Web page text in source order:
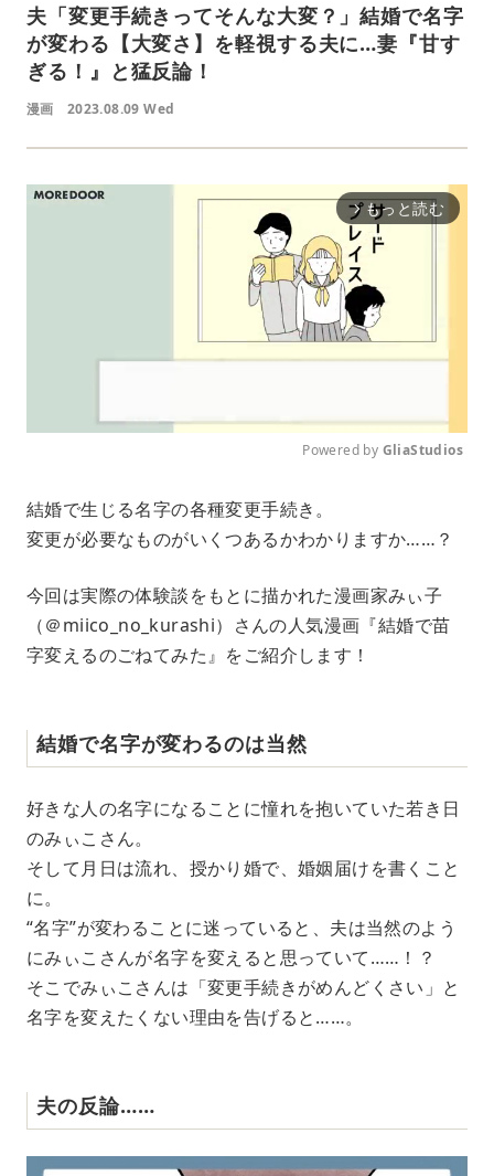
夫「変更手続きってそんな大変？」結婚で名字
が変わる【大変さ】を軽視する夫に…妻『甘す
ぎる！』と猛反論！
漫画 2023.08.09 Wed
arrow_forward_ios もっと読む
t
Powered by GliaStudios
結婚で生じる名字の各種変更手続き。
変更が必要なものがいくつあるかわかりますか……？
今回は実際の体験談をもとに描かれた漫画家みぃ子
（＠miico_no_kurashi）さんの人気漫画『結婚で苗
字変えるのごねてみた』をご紹介します！
結婚で名字が変わるのは当然
好きな人の名字になることに憧れを抱いていた若き日
のみぃこさん。
そして月日は流れ、授かり婚で、婚姻届けを書くこと
に。
“名字”が変わることに迷っていると、夫は当然のよう
にみぃこさんが名字を変えると思っていて……！？
そこでみぃこさんは「変更手続きがめんどくさい」と
名字を変えたくない理由を告げると……。
夫の反論……